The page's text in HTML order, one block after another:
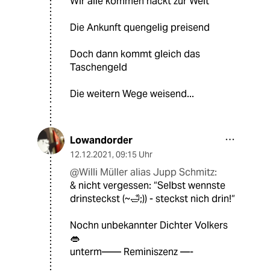
Die Ankunft quengelig preisend
Doch dann kommt gleich das
Taschengeld
Die weitern Wege weisend...
Lowandorder
12.12.2021, 09:15 Uhr
@Willi Müller alias Jupp Schmitz:
& nicht vergessen: “Selbst wennste
drinsteckst (~🛁;)) - steckst nich drin!“
Nochn unbekannter Dichter Volkers
👄
unterm—— Reminiszenz —-